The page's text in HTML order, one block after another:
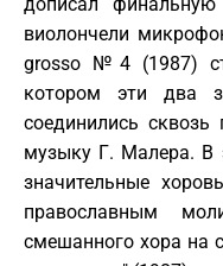
виолончели
grosso №4 (1987)
котором эти два
соединились сквозь
музыку Г. Малера. В
значительные
православным
смешанного хора на